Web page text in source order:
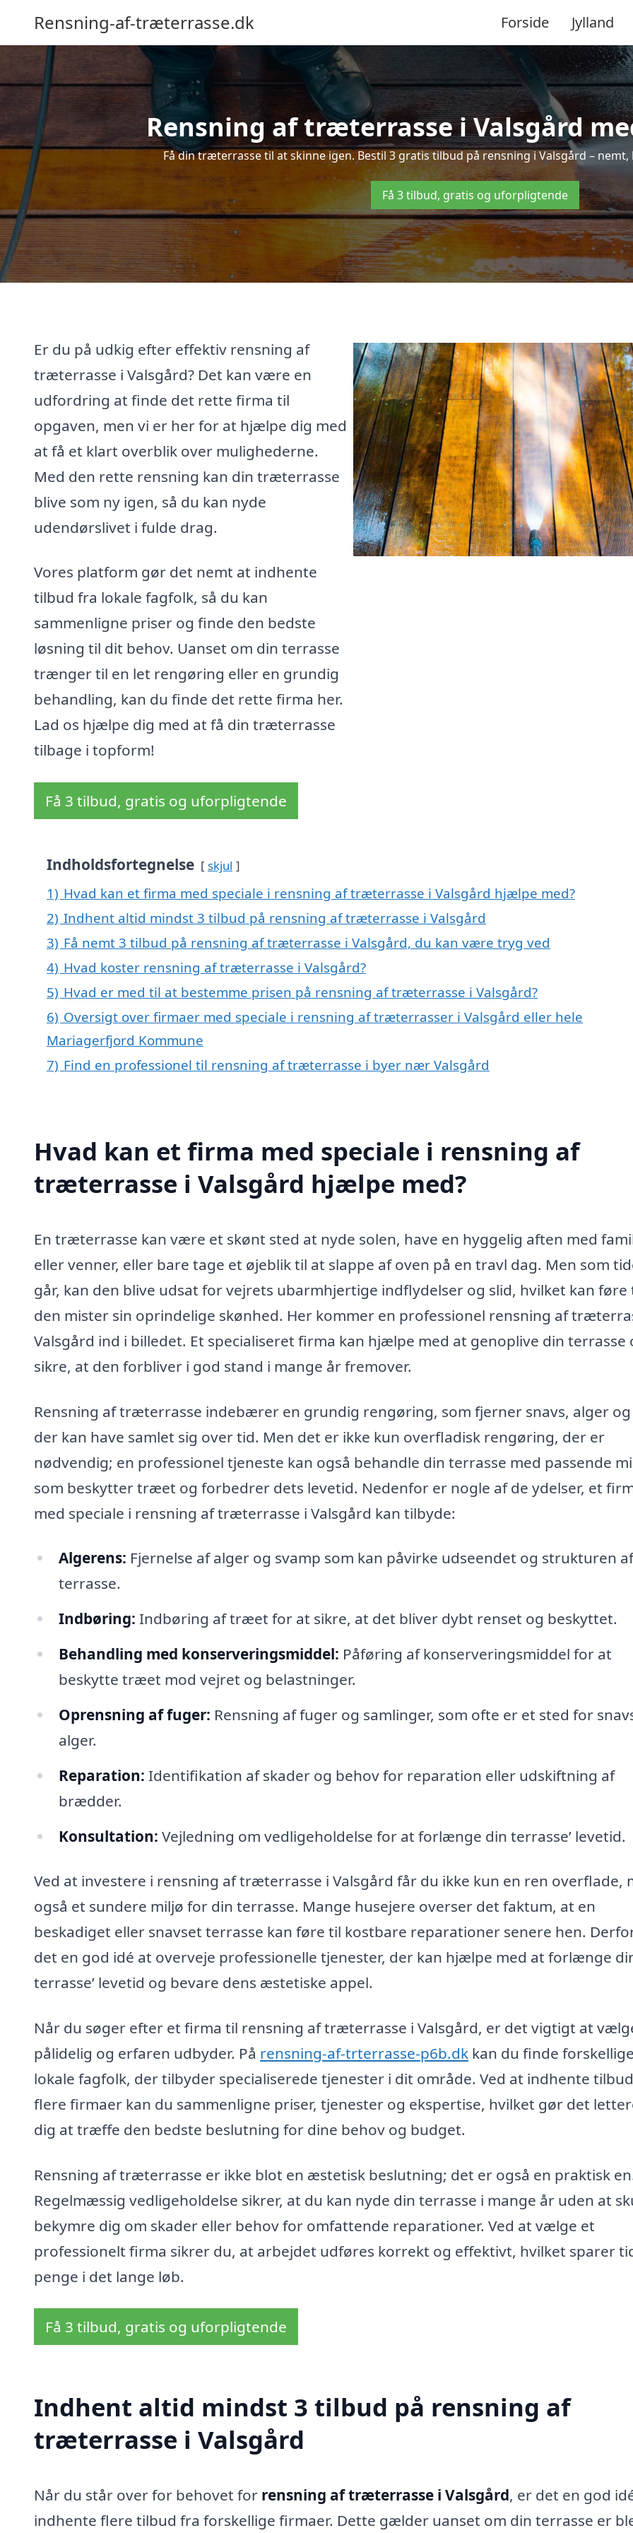
Rensning-af-træterrasse.dk Forside Jylland
Rensning af træterrasse i Valsgård
Få din træterrasse til at skinne igen. Bestil 3 gratis tilbud på rensning i Valsgård –
Få 3 tilbud, gratis og uforpligtende
Er du på udkig efter effektiv rensning af
træterrasse i Valsgård? Det kan være en
udfordring at finde det rette firma til
opgaven, men vi er her for at hjælpe dig med
at få et klart overblik over mulighederne.
Med den rette rensning kan din træterrasse
blive som ny igen, så du kan nyde
udendørslivet i fulde drag.
Vores platform gør det nemt at indhente
tilbud fra lokale fagfolk, så du kan
sammenligne priser og finde den bedste
løsning til dit behov. Uanset om din terrasse
trænger til en let rengøring eller en grundig
behandling, kan du finde det rette firma her.
Lad os hjælpe dig med at få din træterrasse
tilbage i topform!
Få 3 tilbud, gratis og uforpligtende
Indholdsfortegnelse skjul
1) Hvad kan et firma med speciale i rensning af træterrasse i Valsgård hjælpe med?
2) Indhent altid mindst 3 tilbud på rensning af træterrasse i Valsgård
3) Få nemt 3 tilbud på rensning af træterrasse i Valsgård, du kan være tryg ved
4) Hvad koster rensning af træterrasse i Valsgård?
5) Hvad er med til at bestemme prisen på rensning af træterrasse i Valsgård?
6) Oversigt over firmaer med speciale i rensning af træterrasser i Valsgård eller hele
Mariagerfjord Kommune
7) Find en professionel til rensning af træterrasse i byer nær Valsgård
Hvad kan et firma med speciale i rensning af
træterrasse i Valsgård hjælpe med?
En træterrasse kan være et skønt sted at nyde solen, have en hyggelig aften med
eller venner, eller bare tage et øjeblik til at slappe af oven på en travl dag. Men som
går, kan den blive udsat for vejrets ubarmhjertige indflydelser og slid, hvilket kan føre
den mister sin oprindelige skønhed. Her kommer en professionel rensning af
Valsgård ind i billedet. Et specialiseret firma kan hjælpe med at genoplive din terrasse
sikre, at den forbliver i god stand i mange år fremover.
Rensning af træterrasse indebærer en grundig rengøring, som fjerner snavs, alger
der kan have samlet sig over tid. Men det er ikke kun overfladisk rengøring, der er
nødvendig; en professionel tjeneste kan også behandle din terrasse med passende
som beskytter træet og forbedrer dets levetid. Nedenfor er nogle af de ydelser, et
med speciale i rensning af træterrasse i Valsgård kan tilbyde:
Algerens: Fjernelse af alger og svamp som kan påvirke udseendet og strukturen
terrasse.
Indbøring: Indbøring af træet for at sikre, at det bliver dybt renset og beskyttet.
Behandling med konserveringsmiddel: Påføring af konserveringsmiddel for at
beskytte træet mod vejret og belastninger.
Oprensning af fuger: Rensning af fuger og samlinger, som ofte er et sted for
alger.
Reparation: Identifikation af skader og behov for reparation eller udskiftning af
brædder.
Konsultation: Vejledning om vedligeholdelse for at forlænge din terrasse’ levetid.
Ved at investere i rensning af træterrasse i Valsgård får du ikke kun en ren overflade,
også et sundere miljø for din terrasse. Mange husejere overser det faktum, at en
beskadiget eller snavset terrasse kan føre til kostbare reparationer senere hen.
det en god idé at overveje professionelle tjenester, der kan hjælpe med at forlænge
terrasse’ levetid og bevare dens æstetiske appel.
Når du søger efter et firma til rensning af træterrasse i Valsgård, er det vigtigt at
pålidelig og erfaren udbyder. På rensning-af-trterrasse-p6b.dk kan du finde forskellige
lokale fagfolk, der tilbyder specialiserede tjenester i dit område. Ved at indhente
flere firmaer kan du sammenligne priser, tjenester og ekspertise, hvilket gør det
dig at træffe den bedste beslutning for dine behov og budget.
Rensning af træterrasse er ikke blot en æstetisk beslutning; det er også en praktisk
Regelmæssig vedligeholdelse sikrer, at du kan nyde din terrasse i mange år uden at
bekymre dig om skader eller behov for omfattende reparationer. Ved at vælge et
professionelt firma sikrer du, at arbejdet udføres korrekt og effektivt, hvilket sparer
penge i det lange løb.
Få 3 tilbud, gratis og uforpligtende
Indhent altid mindst 3 tilbud på rensning af
træterrasse i Valsgård
Når du står over for behovet for rensning af træterrasse i Valsgård, er det en god
indhente flere tilbud fra forskellige firmaer. Dette gælder uanset om din terrasse er